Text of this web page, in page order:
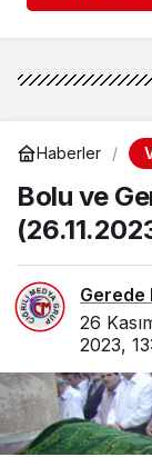
Haberler
Bolu ve
Gerede
26
2023,